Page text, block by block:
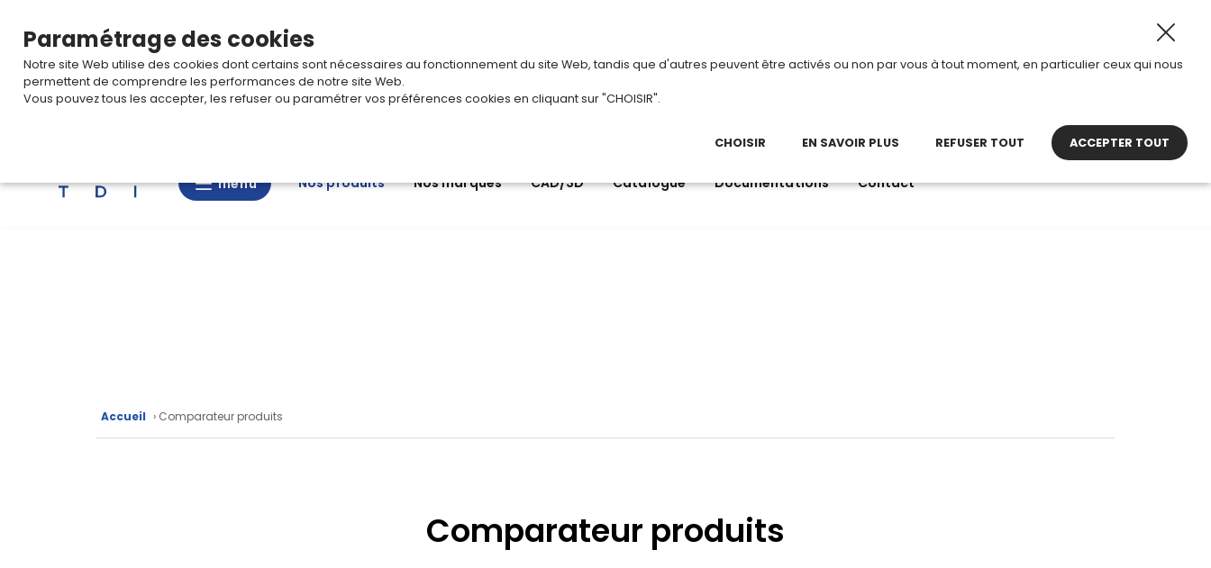
Du 3 au 28 août 2026, TDI passe en mode été. •Horaires
Fiches
techniques
menu
menu Nos produits Nos marques CAD/3D Catalogue Documentations Contact
Accueil › Comparateur produits
Comparateur produits
Paramétrage des cookies
Notre site Web utilise des cookies dont certains sont nécessaires au fonctionnement du site Web, tandis que d'autres peuvent être activés ou non par vous à tout moment, en particulier ceux qui nous
permettent de comprendre les performances de notre site Web.
Vous pouvez tous les accepter, les refuser ou paramétrer vos préférences cookies en cliquant sur "CHOISIR".
CHOISIR EN SAVOIR PLUS REFUSER TOUT ACCEPTER TOUT